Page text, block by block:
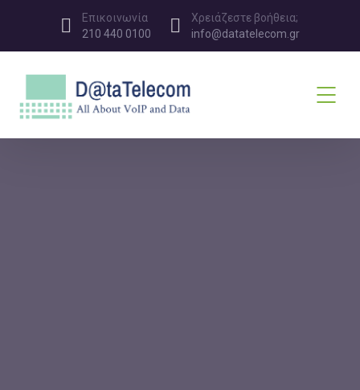
Επικοινωνία
210 440 0100
Χρειάζεστε βοήθεια;
info@datatelecom.gr